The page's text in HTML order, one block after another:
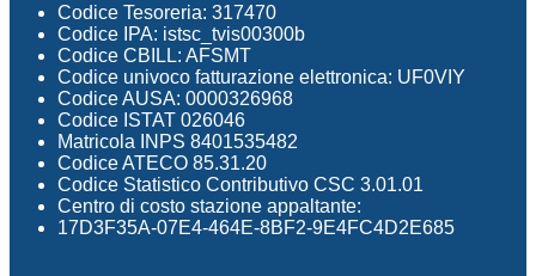
Codice Tesoreria: 317470
Codice IPA: istsc_tvis00300b
Codice CBILL: AFSMT
Codice univoco fatturazione elettronica: UF0VIY
Codice AUSA: 0000326968
Codice ISTAT 026046
Matricola INPS 8401535482
Codice ATECO 85.31.20
Codice Statistico Contributivo CSC 3.01.01
Centro di costo stazione appaltante:
17D3F35A-07E4-464E-8BF2-9E4FC4D2E685